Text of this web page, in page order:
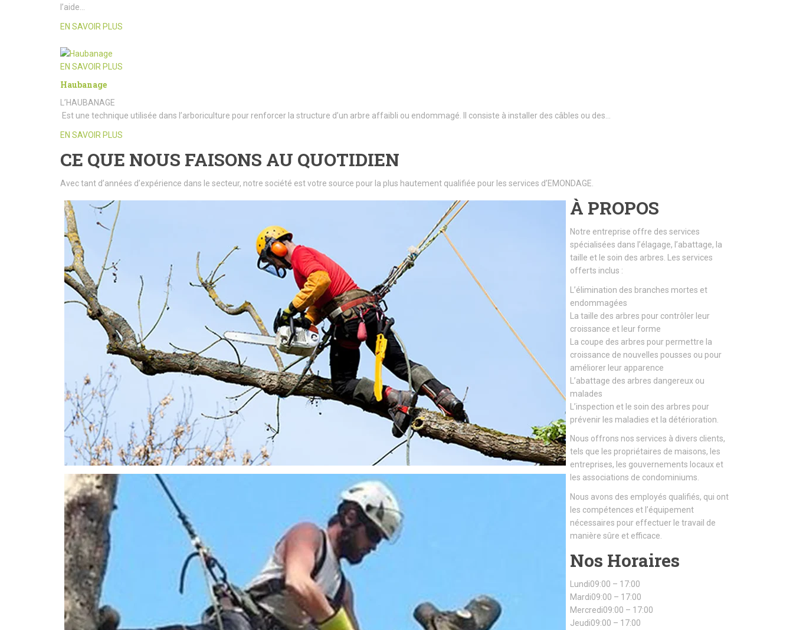
l’aide…
EN SAVOIR PLUS
EN SAVOIR PLUS
Haubanage
L’HAUBANAGE
Est une technique utilisée dans l’arboriculture pour renforcer la structure d’un arbre affaibli ou endommagé. Il consiste à installer des câbles ou des…
EN SAVOIR PLUS
CE QUE NOUS FAISONS AU QUOTIDIEN
Avec tant d’années d’expérience dans le secteur, notre société est votre source pour la plus hautement qualifiée pour les services d’EMONDAGE.
À PROPOS
Notre entreprise offre des services
spécialisées dans l’élagage, l’abattage, la
taille et le soin des arbres. Les services
offerts inclus :
L’élimination des branches mortes et
endommagées
La taille des arbres pour contrôler leur
croissance et leur forme
La coupe des arbres pour permettre la
croissance de nouvelles pousses ou pour
améliorer leur apparence
L’abattage des arbres dangereux ou
malades
L’inspection et le soin des arbres pour
prévenir les maladies et la détérioration.
Nous offrons nos services à divers clients,
tels que les propriétaires de maisons, les
entreprises, les gouvernements locaux et
les associations de condominiums.
Nous avons des employés qualifiés, qui ont
les compétences et l’équipement
nécessaires pour effectuer le travail de
manière sûre et efficace.
Nos Horaires
Lundi09:00 – 17:00
Mardi09:00 – 17:00
Mercredi09:00 – 17:00
Jeudi09:00 – 17:00